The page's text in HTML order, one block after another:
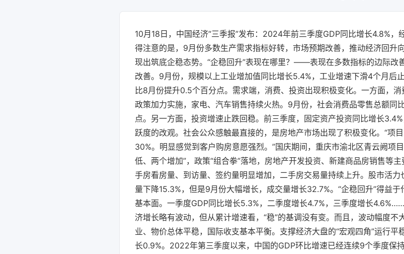
10月18日，中国经济“三季报”发布：2024年前三季度GDP同比增长4.8%，
得注意的是，9月份多数生产需求指标好转，市场预期改善，推动经济回升
现出筑底企稳态势。“企稳回升”表现在哪里？——表现在多数指标的边际改
改善。9月份，规模以上工业增加值同比增长5.4%，工业增速下滑4个月后
比8月份提升0.5个百分点。需求端，消费、投资出现积极变化。一方面，
政策加力实施，家电、汽车销售持续火热。9月份，社会消费品零售总额同
点。另一方面，投资增速止跌回稳。前三季度，固定资产投资同比增长
跃度的改观。社会公众感触最直接的，是房地产市场出现了积极变化。“项
30%。明显感觉到客户购房意愿强烈。”国庆期间，重庆市渝北区青云阙项
低、两个增加”，政策“组合拳”落地，房地产开发投资、新建商品房销售等
手房看房量、到访量、签约量明显增加，二手房交易量持续上升。股市活
量下降15.3%，但是9月份大幅增长，成交量增长32.7%。“企稳回升”得益
基本面。一季度GDP同比增长5.3%，二季度增长4.7%，三季度增长
济增长略有波动，但从累计增速看，“稳”的基调没有变。而且，波动幅度不
业、物价总体平稳，国际收支基本平衡。支撑经济大盘的“宏观四角”运行
长0.9%。2022年第三季度以来，中国的GDP环比增速已经连续9个季度保